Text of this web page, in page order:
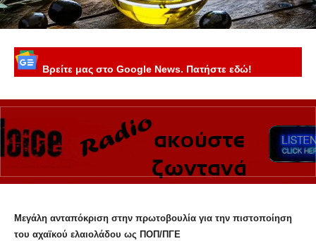
Βρείτε μας στο Google News. Πατήστε εδώ!
Μεγάλη ανταπόκριση στην πρωτοβουλία για την πιστοποίηση
του αχαϊκού ελαιολάδου ως ΠΟΠ/ΠΓΕ